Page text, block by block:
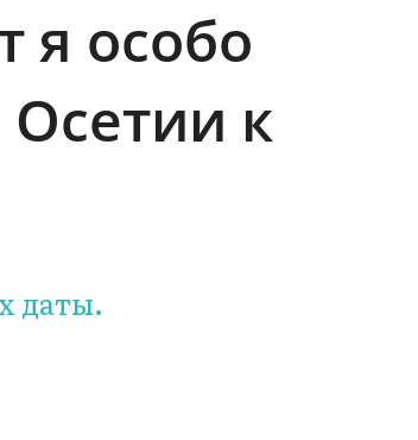
я особо
к
даты.